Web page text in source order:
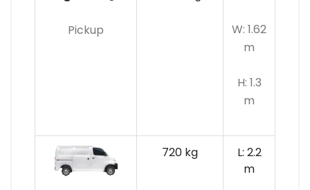
Pickup
W: 1.62
m
H: 1.3
m
720 kg
L: 2.2
m